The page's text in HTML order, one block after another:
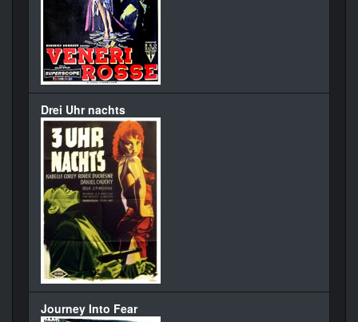
Drei Uhr nachts
Journey Into Fear